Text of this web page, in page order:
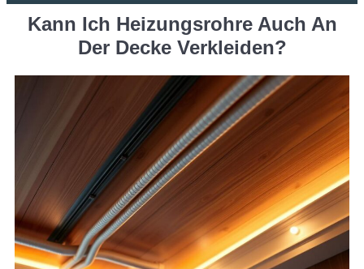
Kann Ich Heizungsrohre Auch An
Der Decke Verkleiden?